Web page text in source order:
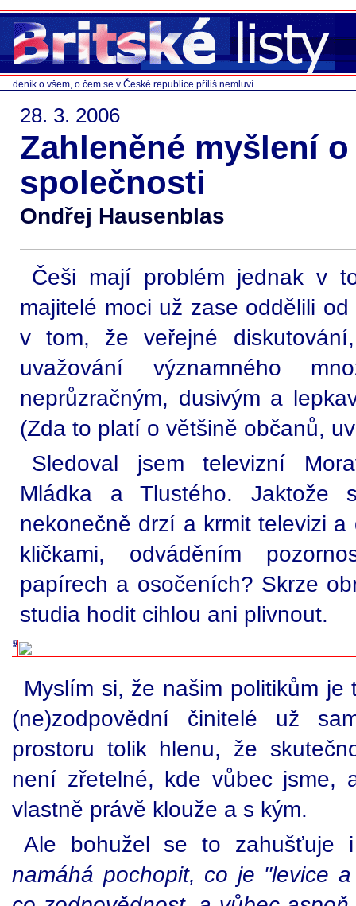
deník o všem, o čem se v České republice příliš nemluví
28. 3. 2006
Zahleněné myšlení
společnosti
Ondřej Hausenblas
Češi mají problém jednak v
majitelé moci už zase oddělili
v tom, že veřejné
uvažování významného
neprůzračným, dusivým a
(Zda to platí o většině občanů,
Sledoval jsem televizní
Mládka a Tlustého.
nekonečně drzí a krmit televizi a
kličkami, odváděním
papírech a osočeních? Skrze
studia hodit cihlou ani plivnout.
Myslím si, že našim politikům
(ne)zodpovědní činitelé už
prostoru tolik hlenu, že
není zřetelné, kde vůbec jsme,
vlastně právě klouže a s kým.
Ale bohužel se to
namáhá pochopit, co je "levice